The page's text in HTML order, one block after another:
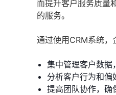
而提升客户服务质量
的服务。
通过使用CRM系统，
集中管理客户数据
分析客户行为和偏
提高团队协作，确